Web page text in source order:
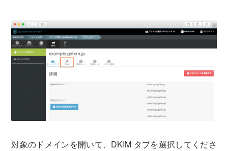
対象のドメインを開いて、DKIM タブを選択してくださ